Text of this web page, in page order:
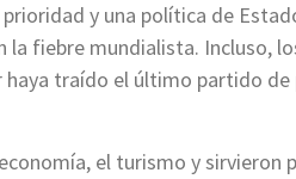
y una política de
la fiebre mundialista. Incluso,
traído el último partido de
el turismo y sirvieron